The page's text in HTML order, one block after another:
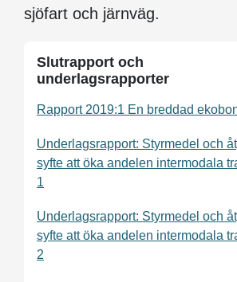
sjöfart och järnväg.
Slutrapport och
underlagsrapporter
Rapport 2019:1 En breddad
Underlagsrapport: Styrmedel och
syfte att öka andelen intermodala
1
Underlagsrapport: Styrmedel och
syfte att öka andelen intermodala
2